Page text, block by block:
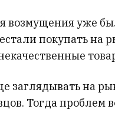
возмущения уже
покупать на
заглядывать на
Тогда проблем